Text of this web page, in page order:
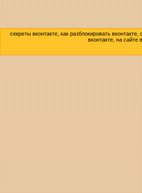
секреты вконтакте, как разблокировать
вконтакте, на сайте